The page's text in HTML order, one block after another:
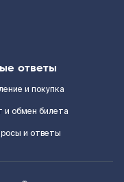
ответы
и покупка
и обмен билета
и ответы